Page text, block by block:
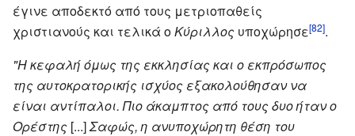
έγινε αποδεκτό από τους μετριοπαθείς
χριστιανούς και τελικά οΚύριλλος υποχώρησε[82].
"Η κεφαλή όμως της εκκλησίας και ο εκπρόσωπος
της αυτοκρατορικής ισχύος εξακολούθησαν να
είναι αντίπαλοι. Πιο άκαμπτος από τους δυο ήταν ο
Ορέστης [...]Σαφώς, η ανυποχώρητη θέση του